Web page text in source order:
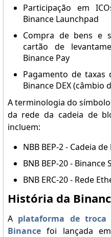
Participação em
Binance Launchpad
Compra de bens e
cartão de
Binance Pay
Pagamento de taxas
Binance DEX (câmbio
A terminologia do
da rede da cadeia de
incluem:
NBB BEP-2 - Cadeia
BNB BEP-20 - Binance
BNB ERC-20 - Rede
História da
A plataforma de troca
Binancefoi lançada